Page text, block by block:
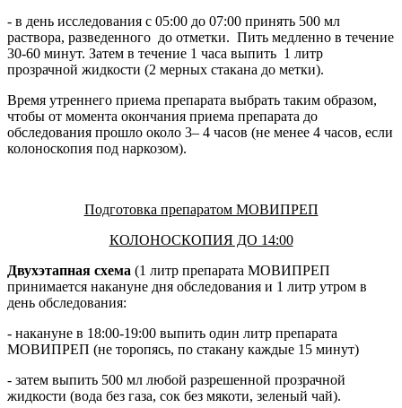
- в день исследования с 05:00 до 07:00 принять 500 мл
раствора, разведенного до отметки. Пить медленно в течение
30-60 минут. Затем в течение 1 часа выпить 1 литр
прозрачной жидкости (2 мерных стакана до метки).
Время утреннего приема препарата выбрать таким образом,
чтобы от момента окончания приема препарата до
обследования прошло около 3– 4 часов (не менее 4 часов, если
колоноскопия под наркозом).
Подготовка препаратом МОВИПРЕП
КОЛОНОСКОПИЯ ДО 14:00
Двухэтапная схема (1 литр препарата МОВИПРЕП
принимается накануне дня обследования и 1 литр утром в
день обследования:
- накануне в 18:00-19:00 выпить один литр препарата
МОВИПРЕП (не торопясь, по стакану каждые 15 минут)
- затем выпить 500 мл любой разрешенной прозрачной
жидкости (вода без газа, сок без мякоти, зеленый чай).